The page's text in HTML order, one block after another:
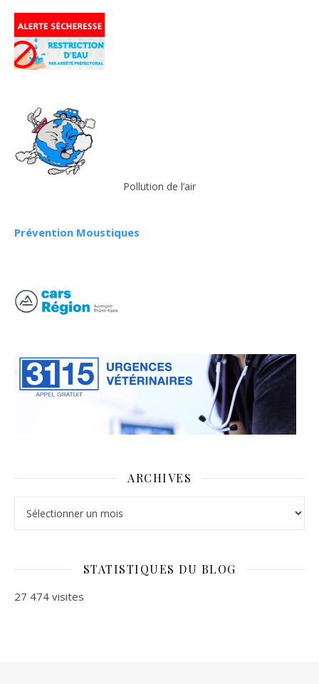
Pollution de l’air
Prévention Moustiques
ARCHIVES
STATISTIQUES DU BLOG
27 474 visites